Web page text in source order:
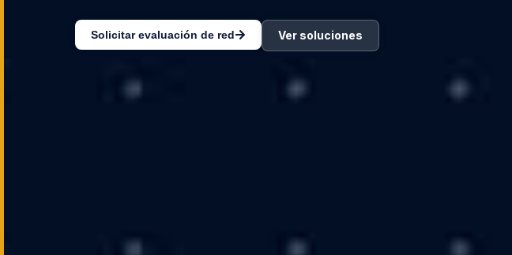
Solicitar evaluación de red Ver soluciones